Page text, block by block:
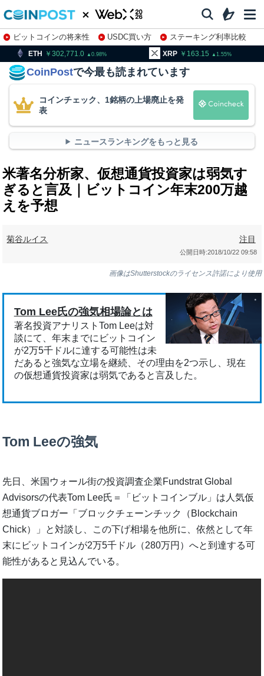
ビットコインの将来性 USDC買い方
ステーキング利率比較
株特集・関連銘柄
0.98 163.15 1.55
CoinPostで今最も読まれています
コインチェック、1銘柄の上場廃止を発
表
ニュースランキングをもっと見る
米著名分析家、仮想通貨投資家は弱気す
ぎると言及｜ビットコイン年末200万越
えを予想
菊谷ルイス 注目
公開日時:2018/10/22 09:58
画像はShutterstockのライセンス許諾により使用
Tom Lee氏の強気相場論とは
著名投資アナリストTom Leeは対
談にて、年末までにビットコイン
が2万5千ドルに達する可能性は未
だあると強気な立場を継続、その理由を2つ示し、現在
の仮想通貨投資家は弱気であると言及した。
Tom Leeの強気
先日、米国ウォール街の投資調査企業Fundstrat Global
Advisorsの代表Tom Lee氏＝「ビットコインブル」は人気仮
想通貨ブロガー「ブロックチェーンチック（Blockchain
Chick）」と対談し、この下げ相場を他所に、依然として年
末にビットコインが2万5千ドル（280万円）へと到達する可
能性があると見込んでいる。